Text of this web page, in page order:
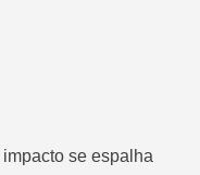
se espalha